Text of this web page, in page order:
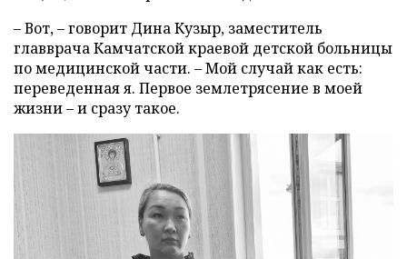
– Вот, – говорит Дина Кузыр, заместитель
главврача Камчатской краевой детской больницы
по медицинской части. – Мой случай как есть:
переведенная я. Первое землетрясение в моей
жизни – и сразу такое.